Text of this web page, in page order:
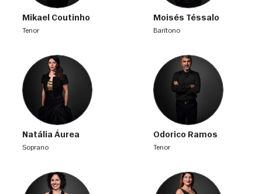
Mikael Coutinho
tenor
Moisés Téssalo
barítono
Natália Áurea
soprano
Odorico Ramos
tenor